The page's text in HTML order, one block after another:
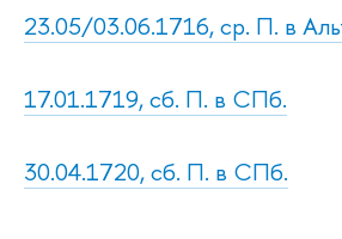
23.05/03.06.1716, ср. П. в
17.01.1719, сб. П. в СПб.
30.04.1720, сб. П. в СПб.